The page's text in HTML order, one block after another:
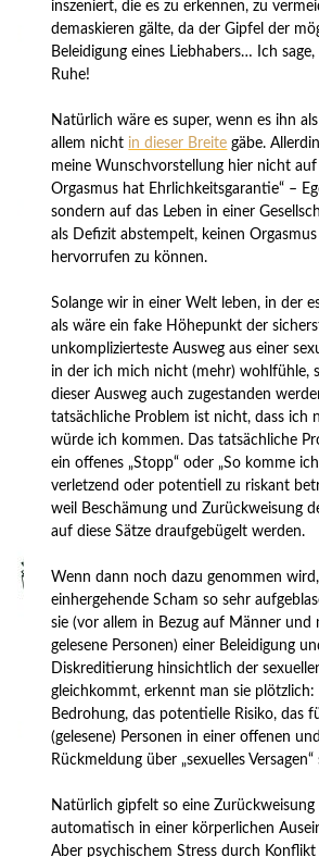
inszeniert, die es zu erkennen, zu
demaskieren gälte, da der Gipfel der
Beleidigung eines Liebhabers… Ich
Ruhe!
Natürlich wäre es super, wenn es ihn
allem nicht in dieser Breite gäbe.
meine Wunschvorstellung hier nicht auf
Orgasmus hat Ehrlichkeitsgarantie“ –
sondern auf das Leben in einer
als Defizit abstempelt, keinen
hervorrufen zu können.
Solange wir in einer Welt leben, in der
als wäre ein fake Höhepunkt der
unkomplizierteste Ausweg aus einer
in der ich mich nicht (mehr) wohlfühle,
dieser Ausweg auch zugestanden
tatsächliche Problem ist nicht, dass ich
würde ich kommen. Das tatsächliche
ein offenes „Stopp“ oder „So komme
verletzend oder potentiell zu riskant
weil Beschämung und Zurückweisung
auf diese Sätze draufgebügelt werden.
Wenn dann noch dazu genommen
einhergehende Scham so sehr
sie (vor allem in Bezug auf Männer und
gelesene Personen) einer Beleidigung
Diskreditierung hinsichtlich der
gleichkommt, erkennt man sie plötzlich:
Bedrohung, das potentielle Risiko, das
(gelesene) Personen in einer offenen
Rückmeldung über „sexuelles
Natürlich gipfelt so eine
automatisch in einer körperlichen
Aber psychischem Stress durch